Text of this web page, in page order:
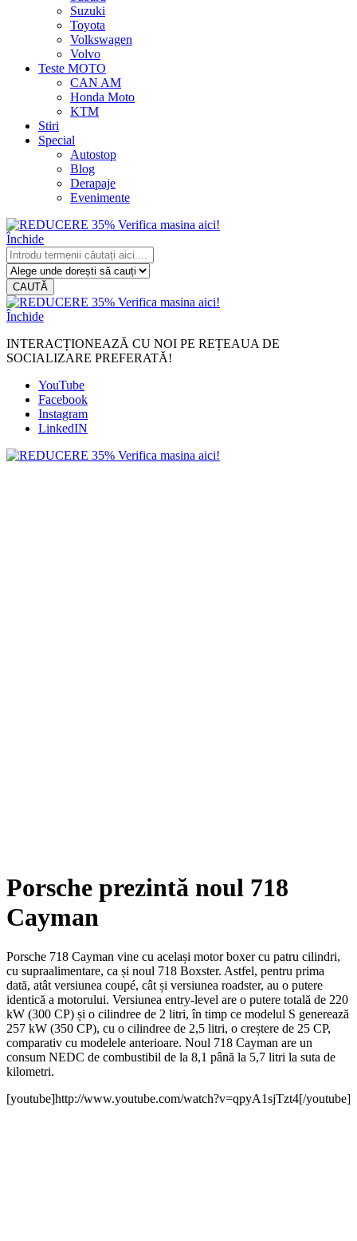
Suzuki
Toyota
Volkswagen
Volvo
Teste MOTO
CAN AM
Honda Moto
KTM
Stiri
Special
Autostop
Blog
Derapaje
Evenimente
Închide
CAUTĂ
Închide
INTERACȚIONEAZĂ CU NOI PE REȚEAUA DE
SOCIALIZARE PREFERATĂ!
YouTube
Facebook
Instagram
LinkedIN
Porsche prezintă noul 718
Cayman
Porsche 718 Cayman vine cu același motor boxer cu patru cilindri,
cu supraalimentare, ca și noul 718 Boxster. Astfel, pentru prima
dată, atât versiunea coupé, cât și versiunea roadster, au o putere
identică a motorului. Versiunea entry-level are o putere totală de 220
kW (300 CP) și o cilindree de 2 litri, în timp ce modelul S generează
257 kW (350 CP), cu o cilindree de 2,5 litri, o creștere de 25 CP,
comparativ cu modelele anterioare. Noul 718 Cayman are un
consum NEDC de combustibil de la 8,1 până la 5,7 litri la suta de
kilometri.
[youtube]http://www.youtube.com/watch?v=qpyA1sjTzt4[/youtube]